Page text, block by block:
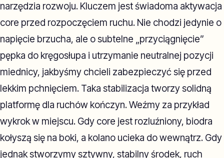
narzędzia rozwoju. Kluczem jest świadoma aktywacja
core przed rozpoczęciem ruchu. Nie chodzi jedynie o
napięcie brzucha, ale o subtelne „przyciągnięcie”
pępka do kręgosłupa i utrzymanie neutralnej pozycji
miednicy, jakbyśmy chcieli zabezpieczyć się przed
lekkim pchnięciem. Taka stabilizacja tworzy solidną
platformę dla ruchów kończyn. Weźmy za przykład
wykrok w miejscu. Gdy core jest rozluźniony, biodra
kołyszą się na boki, a kolano ucieka do wewnątrz. Gdy
jednak stworzymy sztywny, stabilny środek, ruch